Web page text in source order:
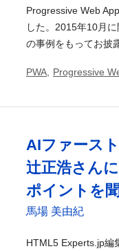
Progressive Web
した。2015年10月
の事例をもってお披
PWA Progressive
AIファース
辻正浩さん
ポイントを
馬場 美由紀
HTML5 Experts.jp編